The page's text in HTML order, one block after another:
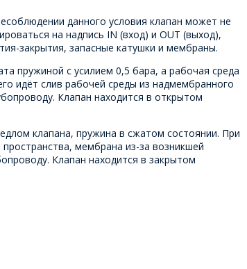
данного условия клапан может не
на надпись IN (вход) и OUT (выход),
закрытия, запасные катушки и мембраны.
пружиной с усилием 0,5 бара, а рабочая среда
идёт слив рабочей среды из надмембранного
Клапан находится в открытом
клапана, пружина в сжатом состоянии. При
мембрана из-за возникшей
Клапан находится в закрытом